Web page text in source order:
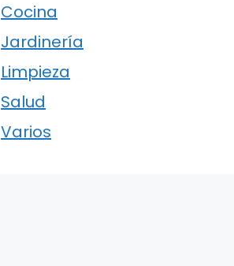
Cocina
Jardinería
Limpieza
Salud
Varios